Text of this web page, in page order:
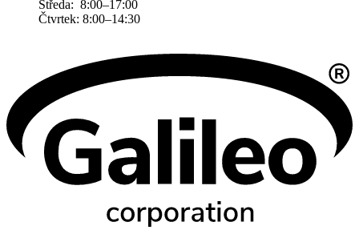
Středa: 8:00–17:00
Čtvrtek: 8:00–14:30